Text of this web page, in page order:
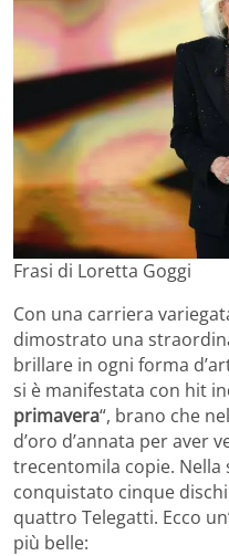
Frasi di Loretta Goggi
Con una carriera
dimostrato una
brillare in ogni forma
si è manifestata con hit
primavera“, brano che
d’oro d’annata per aver
trecentomila copie. Nella
conquistato cinque
quattro Telegatti. Ecco
più belle: